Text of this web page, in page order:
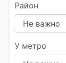
Район
У метро